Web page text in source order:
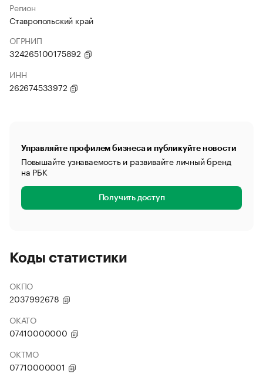
Регион
Ставропольский край
ОГРНИП
324265100175892
ИНН
262674533972
Управляйте профилем бизнеса и публикуйте новости
Повышайте узнаваемость и развивайте личный бренд
на РБК
Получить доступ
Коды статистики
ОКПО
2037992678
ОКАТО
07410000000
ОКТМО
07710000001